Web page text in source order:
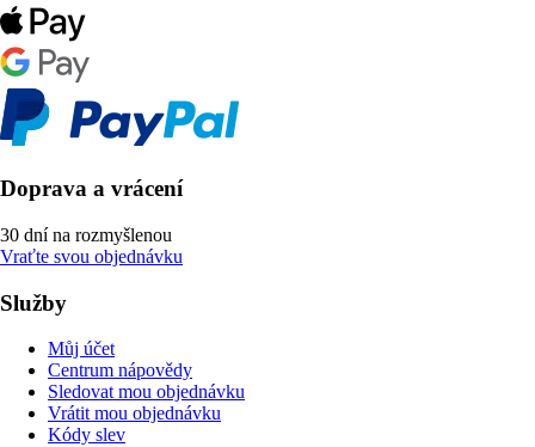
Doprava a vrácení
30 dní na rozmyšlenou
Vraťte svou objednávku
Služby
Můj účet
Centrum nápovědy
Sledovat mou objednávku
Vrátit mou objednávku
Kódy slev